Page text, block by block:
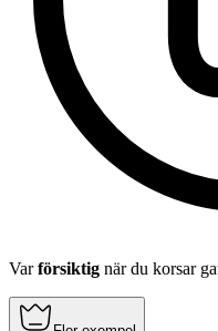
Varförsiktig när du korsar